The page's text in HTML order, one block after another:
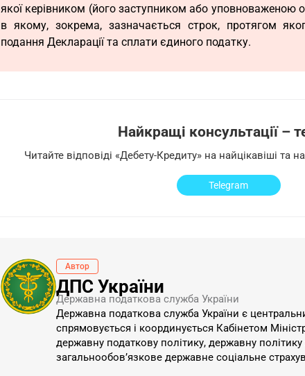
якої керівником (його заступником або
в якому, зокрема, зазначається строк, протягом
подання Декларації та сплати єдиного податку.
Найкращі консультації –
Читайте відповіді «Дебету-Кредиту» на найцікавіші
Telegram
Автор
ДПС України
Державна податкова служба України
Державна податкова служба України є
спрямовується і координується Кабінетом
державну податкову політику, державну
загальнообов’язкове державне соціальне